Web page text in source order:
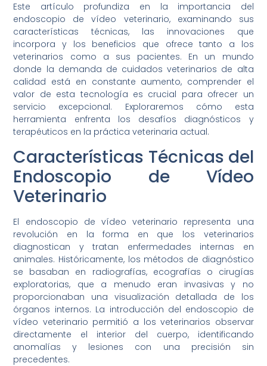
Este artículo profundiza en la importancia del
endoscopio de vídeo veterinario, examinando sus
características técnicas, las innovaciones que
incorpora y los beneficios que ofrece tanto a los
veterinarios como a sus pacientes. En un mundo
donde la demanda de cuidados veterinarios de alta
calidad está en constante aumento, comprender el
valor de esta tecnología es crucial para ofrecer un
servicio excepcional. Exploraremos cómo esta
herramienta enfrenta los desafíos diagnósticos y
terapéuticos en la práctica veterinaria actual.
Características Técnicas del
Endoscopio de Vídeo
Veterinario
El endoscopio de vídeo veterinario representa una
revolución en la forma en que los veterinarios
diagnostican y tratan enfermedades internas en
animales. Históricamente, los métodos de diagnóstico
se basaban en radiografías, ecografías o cirugías
exploratorias, que a menudo eran invasivas y no
proporcionaban una visualización detallada de los
órganos internos. La introducción del endoscopio de
vídeo veterinario permitió a los veterinarios observar
directamente el interior del cuerpo, identificando
anomalías y lesiones con una precisión sin
precedentes.